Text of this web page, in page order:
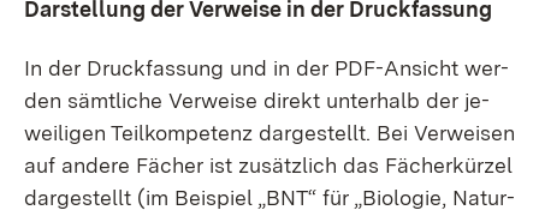
Dar­stel­lung der Ver­wei­se in der Druck­fas­sung
In der Druck­fas­sung und in der PDF-An­sicht wer­
den sämt­li­che Ver­wei­se di­rekt un­ter­halb der je­
wei­li­gen Teil­kom­pe­tenz dar­ge­stellt. Bei Ver­wei­sen
auf an­de­re Fä­cher ist zu­sätz­lich das Fä­cher­kür­zel
dar­ge­stellt (im Bei­spiel „BNT“ für „Bio­lo­gie, Na­tur­